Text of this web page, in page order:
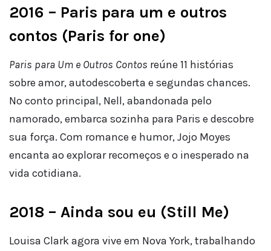
2016 – Paris para um e outros
contos (Paris for one)
Paris para Um e Outros Contos reúne 11 histórias
sobre amor, autodescoberta e segundas chances.
No conto principal, Nell, abandonada pelo
namorado, embarca sozinha para Paris e descobre
sua força. Com romance e humor, Jojo Moyes
encanta ao explorar recomeços e o inesperado na
vida cotidiana.
2018 – Ainda sou eu (Still Me)
Louisa Clark agora vive em Nova York, trabalhando